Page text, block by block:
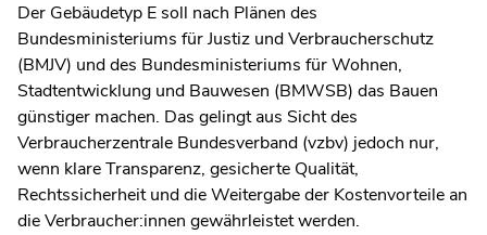
Der Gebäudetyp E soll nach Plänen des
Bundesministeriums für Justiz und Verbraucherschutz
(BMJV) und des Bundesministeriums für Wohnen,
Stadtentwicklung und Bauwesen (BMWSB) das Bauen
günstiger machen. Das gelingt aus Sicht des
Verbraucherzentrale Bundesverband (vzbv) jedoch nur,
wenn klare Transparenz, gesicherte Qualität,
Rechtssicherheit und die Weitergabe der Kostenvorteile an
die Verbraucher:innen gewährleistet werden.